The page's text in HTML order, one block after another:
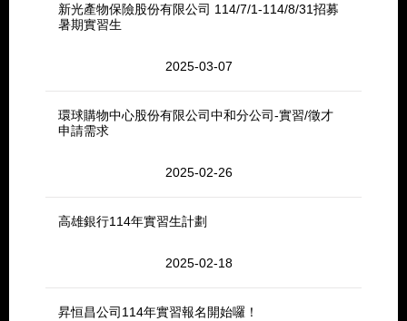
新光產物保險股份有限公司 114/7/1-114/8/31招募
暑期實習生
2025-03-07
環球購物中心股份有限公司中和分公司-實習/徵才
申請需求
2025-02-26
高雄銀行114年實習生計劃
2025-02-18
昇恒昌公司114年實習報名開始囉！